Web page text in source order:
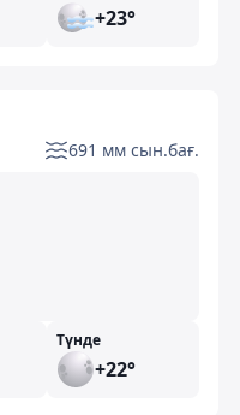
+23°
691 мм сын.бағ.
Түнде
+22°